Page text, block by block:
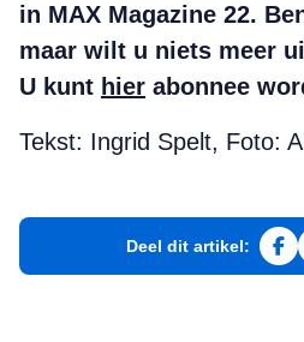
in MAX Magazine 22.
maar wilt u niets meer
U kunt hier abonnee
Tekst: Ingrid Spelt, Foto:
Deel dit artikel: